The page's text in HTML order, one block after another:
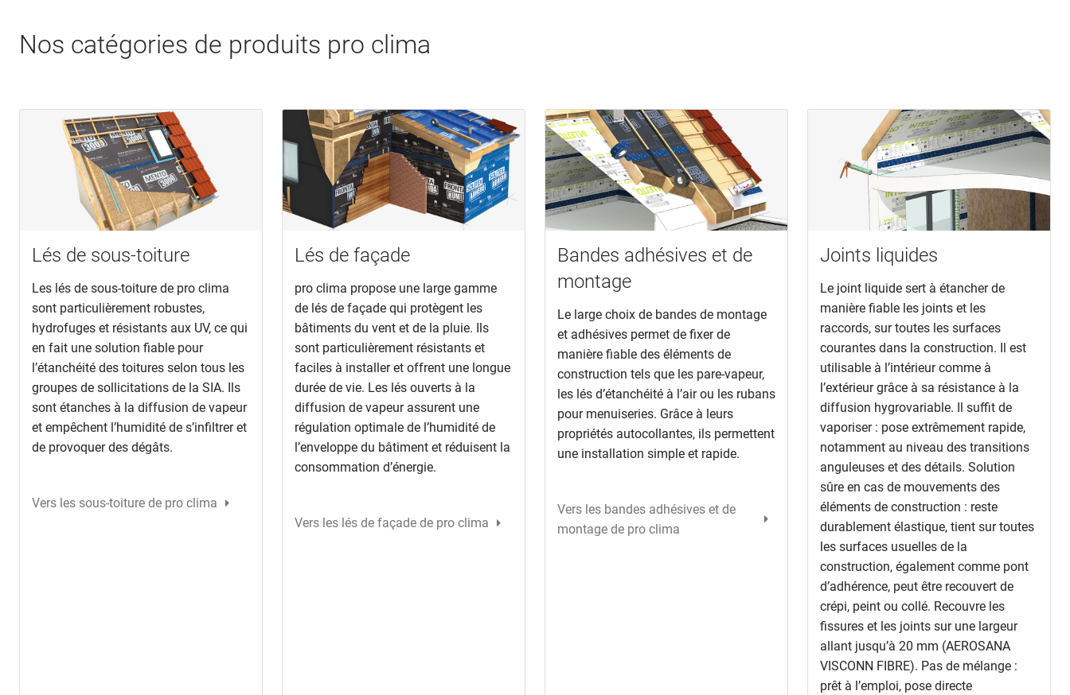
Nos catégories de produits pro clima
Lés de sous-toiture
Les lés de sous-toiture de pro clima
sont particulièrement robustes,
hydrofuges et résistants aux UV, ce qui
en fait une solution fiable pour
l’étanchéité des toitures selon tous les
groupes de sollicitations de la SIA. Ils
sont étanches à la diffusion de vapeur
et empêchent l’humidité de s’infiltrer et
de provoquer des dégâts.
Vers les sous-toiture de pro clima
Lés de façade
pro clima propose une large gamme
de lés de façade qui protègent les
bâtiments du vent et de la pluie. Ils
sont particulièrement résistants et
faciles à installer et offrent une longue
durée de vie. Les lés ouverts à la
diffusion de vapeur assurent une
régulation optimale de l’humidité de
l’enveloppe du bâtiment et réduisent la
consommation d’énergie.
Vers les lés de façade de pro clima
Bandes adhésives et de
montage
Le large choix de bandes de montage
et adhésives permet de fixer de
manière fiable des éléments de
construction tels que les pare-vapeur,
les lés d’étanchéité à l’air ou les rubans
pour menuiseries. Grâce à leurs
propriétés autocollantes, ils permettent
une installation simple et rapide.
Vers les bandes adhésives et de
montage de pro clima
Joints liquides
Le joint liquide sert à étancher de
manière fiable les joints et les
raccords, sur toutes les surfaces
courantes dans la construction. Il est
utilisable à l’intérieur comme à
l’extérieur grâce à sa résistance à la
diffusion hygrovariable. Il suffit de
vaporiser : pose extrêmement rapide,
notamment au niveau des transitions
anguleuses et des détails. Solution
sûre en cas de mouvements des
éléments de construction : reste
durablement élastique, tient sur toutes
les surfaces usuelles de la
construction, également comme pont
d’adhérence, peut être recouvert de
crépi, peint ou collé. Recouvre les
fissures et les joints sur une largeur
allant jusqu’à 20 mm (AEROSANA
VISCONN FIBRE). Pas de mélange :
prêt à l’emploi, pose directe